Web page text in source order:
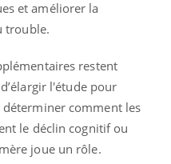
et améliorer la
trouble.
restent
l'étude pour
comment les
le déclin cognitif ou
joue un rôle.